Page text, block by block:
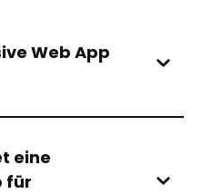
Web App
eine
für